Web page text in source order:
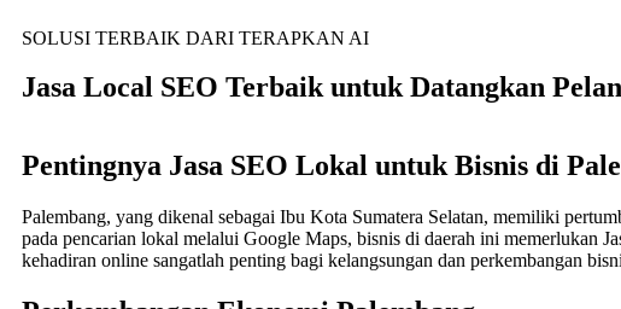
SOLUSI TERBAIK DARI TERAPKAN AI
Jasa Local SEO Terbaik untuk Datangkan
Pentingnya Jasa SEO Lokal untuk Bisnis di
Palembang, yang dikenal sebagai Ibu Kota Sumatera Selatan, memiliki
pada pencarian lokal melalui Google Maps, bisnis di daerah ini memerlukan
kehadiran online sangatlah penting bagi kelangsungan dan perkembangan